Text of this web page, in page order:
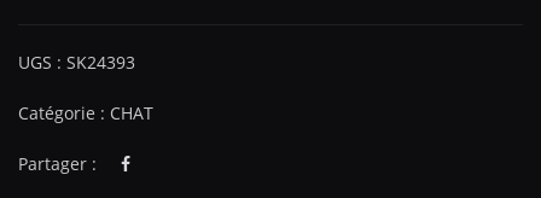
UGS : SK24393
Catégorie : CHAT
Partager :